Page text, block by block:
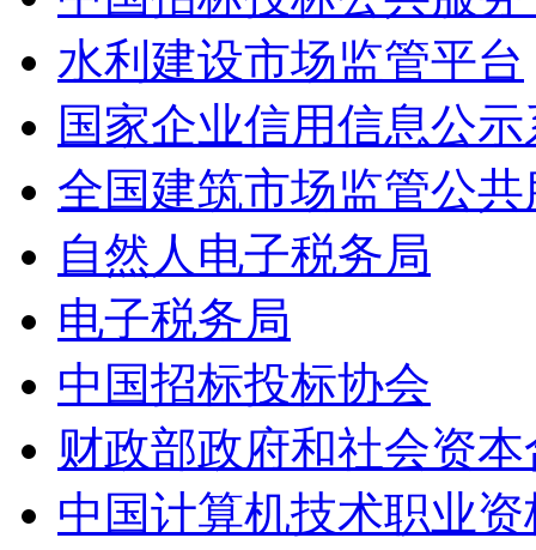
水利建设市场监管平台
国家企业信用信息公
全国建筑市场监管公
自然人电子税务局
电子税务局
中国招标投标协会
财政部政府和社会资
中国计算机技术职业资